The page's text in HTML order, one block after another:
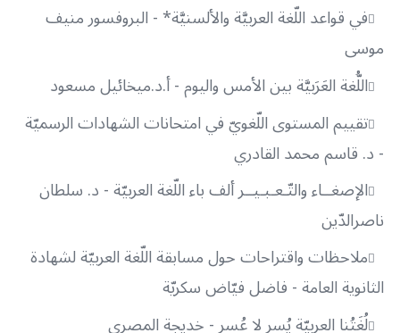
في قواعد اللّغة العربيَّة والألسنيَّة* - البروفسور منيف
موسى
اللُّغة العَرَبيَّة بين الأمس واليوم - أ.د.ميخائيل مسعود
تقييم المستوى اللّغويّ في امتحانات الشهادات الرسميّة
- د. قاسم محمد القادري
الإصغــاء والتّـعـبـيــر ألف باء اللّغة العربيّة - د. سلطان
ناصرالدّين
ملاحظات واقتراحات حول مسابقة اللّغة العربيّة لشهادة
الثانوية العامة - فاضل فيّاض سكريّة
لُغَتُنا العربيّة يُسر لا عُسر - خديجة المصري